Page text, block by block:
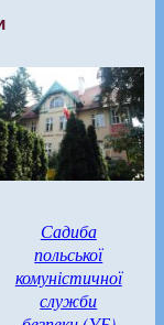
Садиба
польської
комуністичної
служби